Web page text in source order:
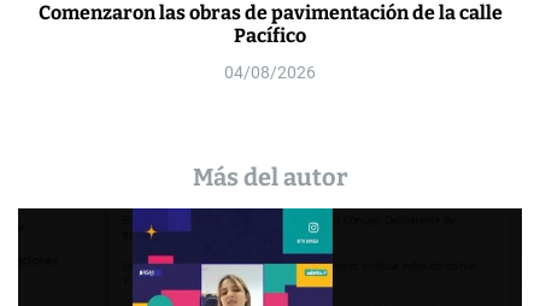
Comenzaron las obras de pavimentación de la calle
Pacífico
04/08/2026
Más del autor